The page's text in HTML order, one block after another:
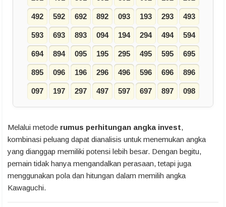
492 592 692 892 093 193 293 493
593 693 893 094 194 294 494 594
694 894 095 195 295 495 595 695
895 096 196 296 496 596 696 896
097 197 297 497 597 697 897 098
Melalui metode rumus perhitungan angka invest,
kombinasi peluang dapat dianalisis untuk menemukan angka
yang dianggap memiliki potensi lebih besar. Dengan begitu,
pemain tidak hanya mengandalkan perasaan, tetapi juga
menggunakan pola dan hitungan dalam memilih angka
Kawaguchi.